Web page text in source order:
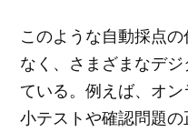
このような自動採点
なく、さまざまなデ
ている。例えば、オン
小テストや確認問題